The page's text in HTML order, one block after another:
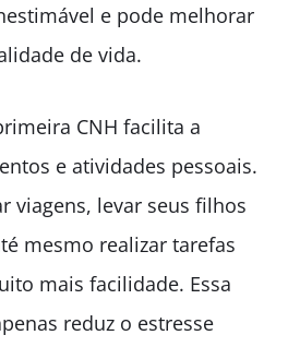
e pode melhorar
de vida.
CNH facilita a
e atividades pessoais.
viagens, levar seus filhos
mesmo realizar tarefas
mais facilidade. Essa
reduz o estresse